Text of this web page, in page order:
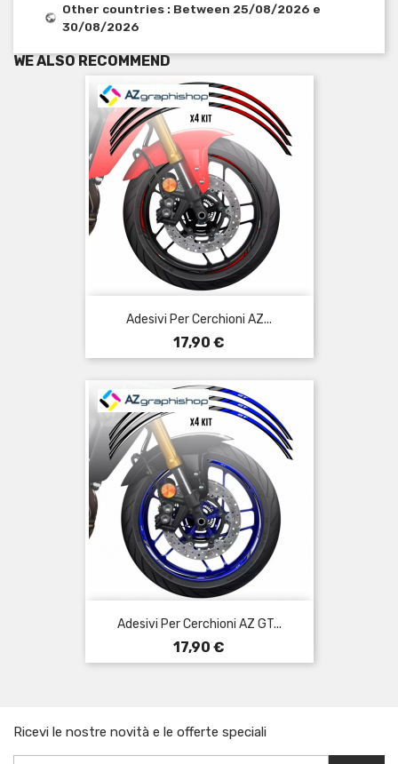
Other countries : Between 25/08/2026 e
30/08/2026
WE ALSO RECOMMEND
Adesivi Per Cerchioni AZ...
Prezzo
17,90 €
Adesivi Per Cerchioni AZ GT...
Prezzo
17,90 €
Ricevi le nostre novità e le offerte speciali